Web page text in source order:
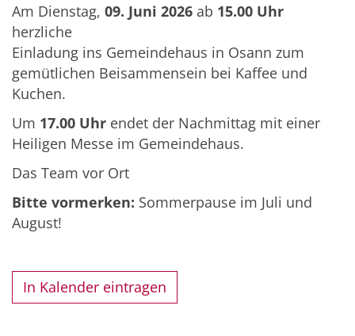
Am Dienstag, 09. Juni 2026 ab 15.00 Uhr
herzliche
Einladung ins Gemeindehaus in Osann zum
gemütlichen Beisammensein bei Kaffee und
Kuchen.
Um 17.00 Uhr endet der Nachmittag mit einer
Heiligen Messe im Gemeindehaus.
Das Team vor Ort
Bitte vormerken: Sommerpause im Juli und
August!
In Kalender eintragen